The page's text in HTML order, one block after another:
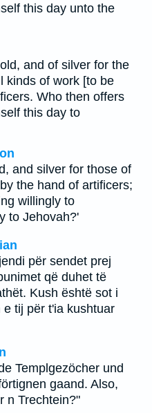
this day unto the
and of silver for the
kinds of work [to be
Who then offers
this day to
and silver for those of
the hand of artificers;
willingly to
to Jehovah?'
për sendet prej
që duhet të
Kush është sot i
tij për t'ia kushtuar
Templgezöcher und
gaand. Also,
n Trechtein?"